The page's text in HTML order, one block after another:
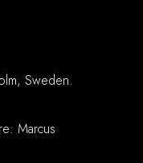
Sweden.
Marcus